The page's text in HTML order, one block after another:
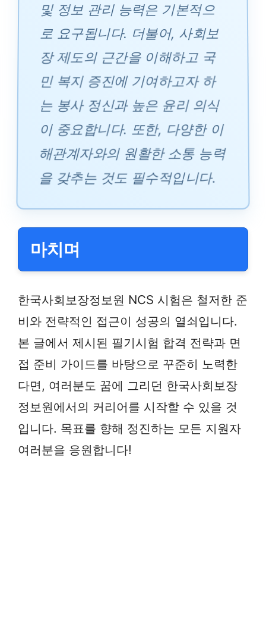
및 정보 관리 능력은 기본적으
로 요구됩니다. 더불어, 사회보
장 제도의 근간을 이해하고 국
민 복지 증진에 기여하고자 하
는 봉사 정신과 높은 윤리 의식
이 중요합니다. 또한, 다양한 이
해관계자와의 원활한 소통 능력
을 갖추는 것도 필수적입니다.
마치며
한국사회보장정보원 NCS 시험은 철저한 준
비와 전략적인 접근이 성공의 열쇠입니다.
본 글에서 제시된 필기시험 합격 전략과 면
접 준비 가이드를 바탕으로 꾸준히 노력한
다면, 여러분도 꿈에 그리던 한국사회보장
정보원에서의 커리어를 시작할 수 있을 것
입니다. 목표를 향해 정진하는 모든 지원자
여러분을 응원합니다!